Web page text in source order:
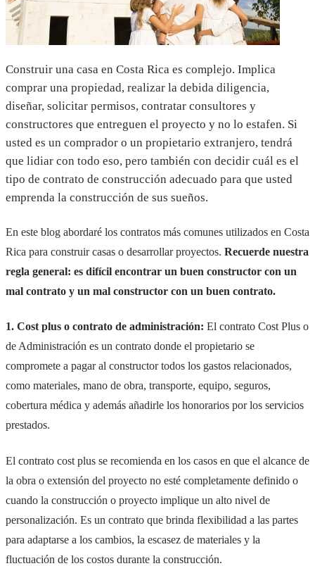
Construir una casa en Costa Rica es complejo. Implica
comprar una propiedad, realizar la debida diligencia,
diseñar, solicitar permisos, contratar consultores y
constructores que entreguen el proyecto y no lo estafen. Si
usted es un comprador o un propietario extranjero, tendrá
que lidiar con todo eso, pero también con decidir cuál es el
tipo de contrato de construcción adecuado para que usted
emprenda la construcción de sus sueños.
En este blog abordaré los contratos más comunes utilizados en Costa
Rica para construir casas o desarrollar proyectos. Recuerde nuestra
regla general: es difícil encontrar un buen constructor con un
mal contrato y un mal constructor con un buen contrato.
1. Cost plus o contrato de administración: El contrato Cost Plus o
de Administración es un contrato donde el propietario se
compromete a pagar al constructor todos los gastos relacionados,
como materiales, mano de obra, transporte, equipo, seguros,
cobertura médica y además añadirle los honorarios por los servicios
prestados.
El contrato cost plus se recomienda en los casos en que el alcance de
la obra o extensión del proyecto no esté completamente definido o
cuando la construcción o proyecto implique un alto nivel de
personalización. Es un contrato que brinda flexibilidad a las partes
para adaptarse a los cambios, la escasez de materiales y la
fluctuación de los costos durante la construcción.